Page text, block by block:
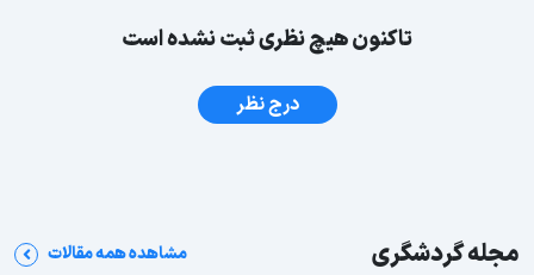
تاکنون هیچ نظری ثبت نشده است
درج نظر
مجله گردشگری مشاهده همه مقالات